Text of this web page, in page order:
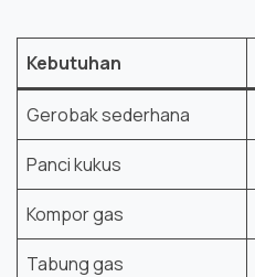
Kebutuhan
Gerobak sederhana
Panci kukus
Kompor gas
Tabung gas